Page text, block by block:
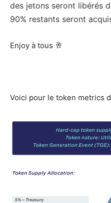
des jetons seront libérés
90% restants seront
Enjoy à tous 🥂
Voici pour le token metrics